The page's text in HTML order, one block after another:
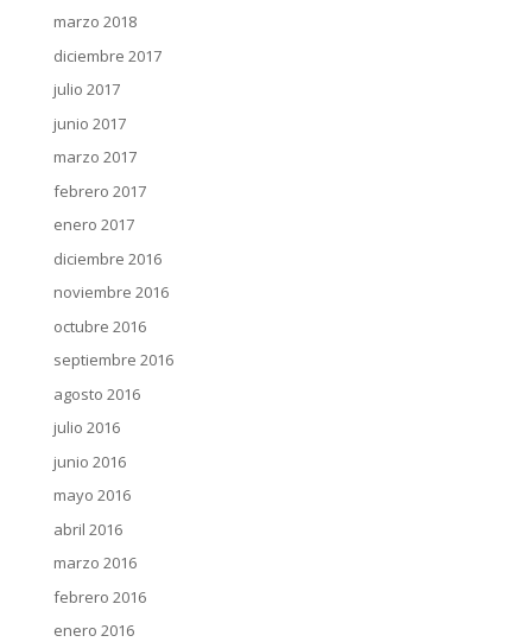
marzo 2018
diciembre 2017
julio 2017
junio 2017
marzo 2017
febrero 2017
enero 2017
diciembre 2016
noviembre 2016
octubre 2016
septiembre 2016
agosto 2016
julio 2016
junio 2016
mayo 2016
abril 2016
marzo 2016
febrero 2016
enero 2016